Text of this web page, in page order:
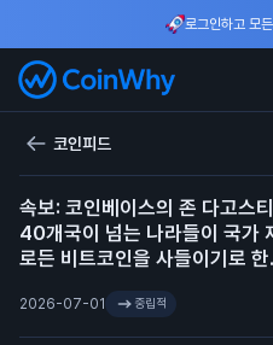
로그인하고 모
코인피드
속보: 코인베이스의 존 다고스
40개국이 넘는 나라들이 국가
로든 비트코인을 사들이기로
2026-07-01 중립적